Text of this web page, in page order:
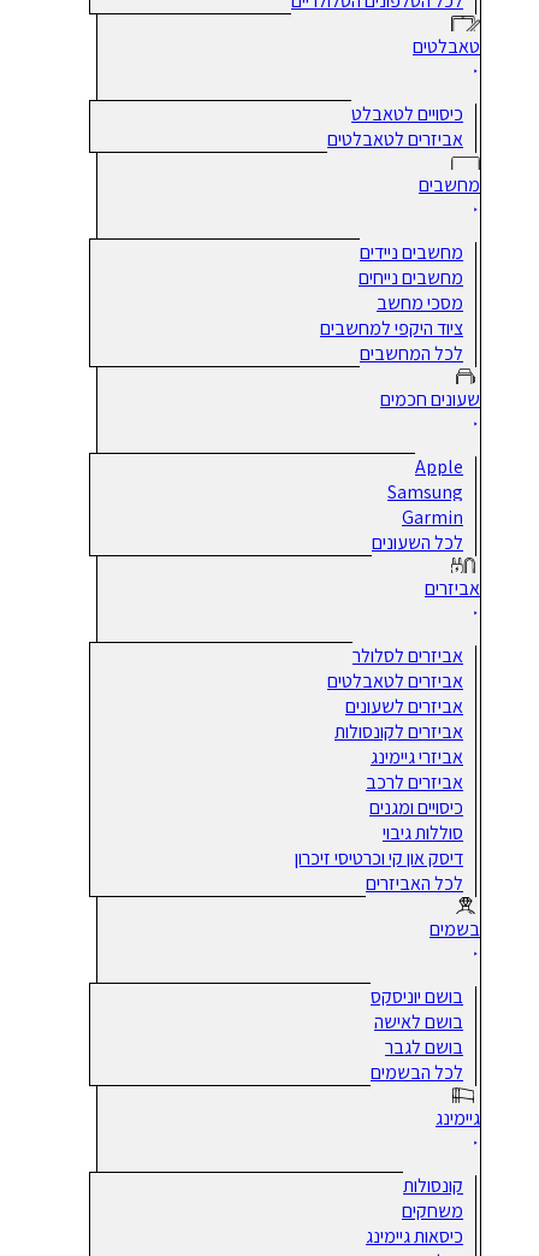
טאבלטים
כיסויים לטאבלט
אביזרים לטאבלטים
מחשבים
מחשבים ניידים
מחשבים נייחים
מסכי מחשב
ציוד היקפי למחשבים
לכל המחשבים
שעונים חכמים
Apple
Samsung
Garmin
לכל השעונים
אביזרים
אביזרים לסלולר
אביזרים לטאבלטים
אביזרים לשעונים
אביזרים לקונסולות
אביזרי גיימינג
אביזרים לרכב
כיסויים ומגנים
סוללות גיבוי
דיסק און קי וכרטיסי זיכרון
לכל האביזרים
בשמים
בושם יוניסקס
בושם לאישה
בושם לגבר
לכל הבשמים
גיימינג
קונסולות
משחקים
כיסאות גיימינג